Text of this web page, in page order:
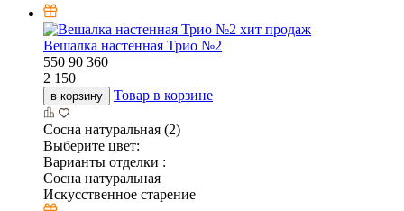
хит продаж
Вешалка настенная Трио №2
550 90 360
2 150
в корзину Товар в корзине
Сосна натуральная (2)
Выберите цвет:
Варианты отделки :
Сосна натуральная
Искусственное старение